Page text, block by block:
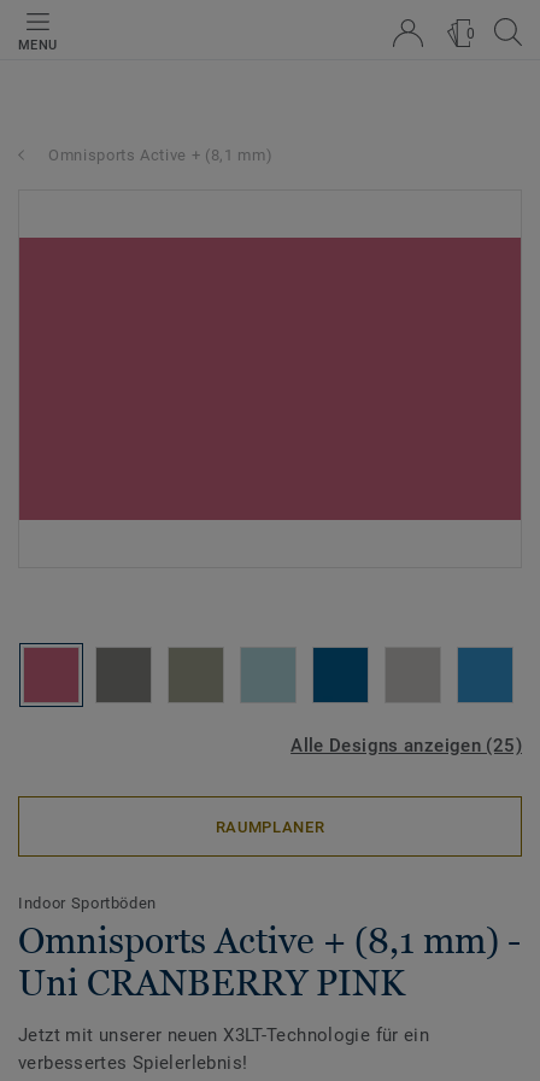
MENU
0
Omnisports Active + (8,1 mm)
Alle Designs anzeigen (25)
RAUMPLANER
Indoor Sportböden
Omnisports Active + (8,1 mm) -
Uni CRANBERRY PINK
Jetzt mit unserer neuen X3LT-Technologie für ein
verbessertes Spielerlebnis!